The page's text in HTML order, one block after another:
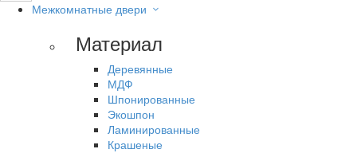
Межкомнатные двери
Материал
Деревянные
МДФ
Шпонированные
Экошпон
Ламинированные
Крашеные